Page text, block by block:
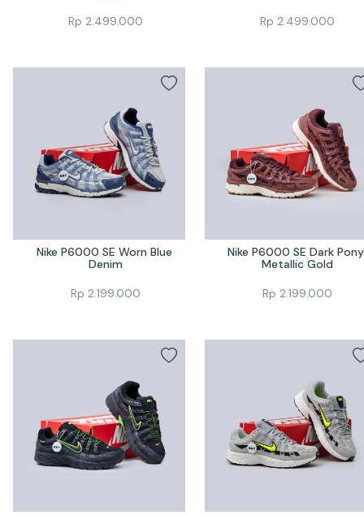
Rp 2.499.000 Rp 2.499.000
Nike P6000 SE Worn Blue
Denim
Rp 2.199.000
Nike P6000 SE Dark Pony
Metallic Gold
Rp 2.199.000